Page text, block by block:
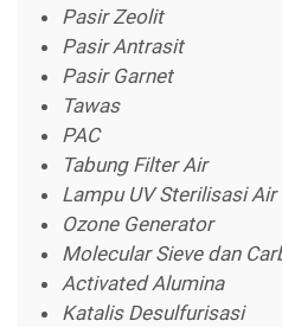
Pasir Zeolit
Pasir Antrasit
Pasir Garnet
Tawas
PAC
Tabung Filter Air
Lampu UV Sterilisasi Air
Ozone Generator
Molecular Sieve dan
Activated Alumina
Katalis Desulfurisasi